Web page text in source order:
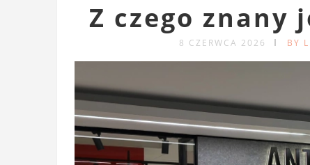
Z czego znany
8 CZERWCA 2026 BY